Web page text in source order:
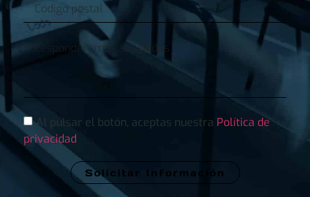
Al pulsar el botón, aceptas nuestra Política de
privacidad
Solicitar Información
Alternative: